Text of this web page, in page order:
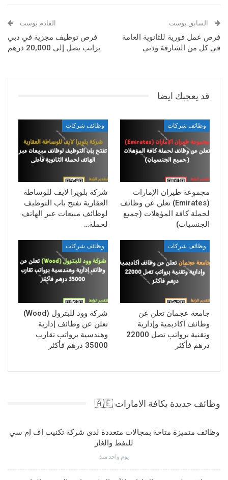
السابق بوست
فرص عمل فورية للثانوية العامة
في كل من الشارقة ودبي
القادم بوست
فرص توظيف مجزية في دبي
براتب يصل إلى 20,000 درهم
قد يعجبك ايضا
وظائف شركات
مجموعة طيران الإمارات
(Emirates) تعلن عن وظائف
لحملة كافة المؤهلات (جميع
الجنسيات)
وظائف شركات
شركة بلويرا لايف للوساطة
العقارية تفتح باب التوظيف
لوظائف مبيعات عبر الهاتف
لحملة…
وظائف شركات
جامعة عجمان تعلن عن
وظائف أكاديمية وإدارية
وتقنية برواتب تصل 22000
درهم فأكثر
وظائف شركات
شركة وود للبترول (Wood)
تعلن عن وظائف إدارية
وهندسية برواتب تقارب
35000 درهم فأكثر
وظائف جديدة بكافة الامارات 🇦🇪
وظائف متميزة متاحة بمجالات متعددة لدى شركة تكنيب إف إم سي
للنفط والغاز
يوم واحد منذ